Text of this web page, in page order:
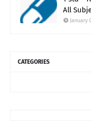
All
January
CATEGORIES